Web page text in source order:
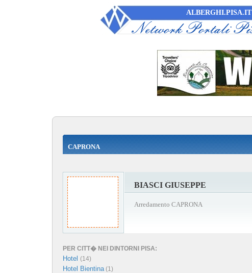
ALBERGHI.PISA.IT
CAPRONA
BIASCI GIUSEPPE
Arredamento CAPRONA
PER CITT� NEI DINTORNI PISA:
Hotel (14)
Hotel Bientina(1)